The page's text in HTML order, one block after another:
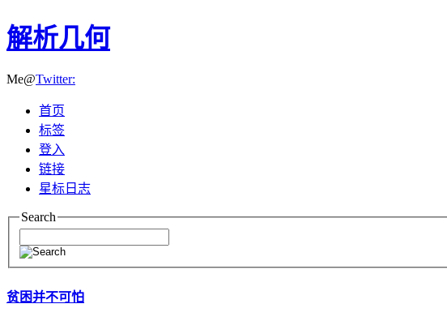
解析几何
Me@Twitter:
首页
标签
登入
链接
星标日志
Search
贫困并不可怕